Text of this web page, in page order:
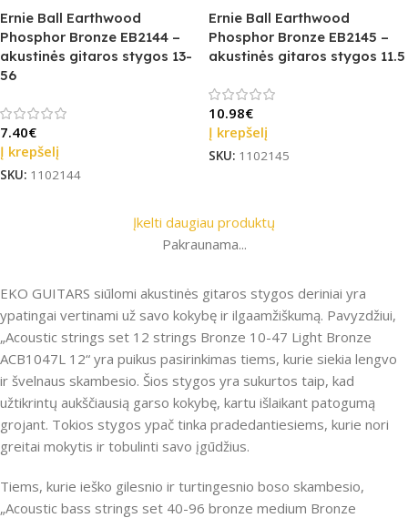
Ernie Ball Earthwood
Phosphor Bronze EB2144 –
akustinės gitaros stygos 13-
56
7.40€
Į krepšelį
SKU: 1102144
Ernie Ball Earthwood
Phosphor Bronze EB2145 –
akustinės gitaros stygos 11.5
10.98€
Į krepšelį
SKU: 1102145
Įkelti daugiau produktų
Pakraunama...
EKO GUITARS siūlomi akustinės gitaros stygos deriniai yra
ypatingai vertinami už savo kokybę ir ilgaamžiškumą. Pavyzdžiui,
„Acoustic strings set 12 strings Bronze 10-47 Light Bronze
ACB1047L 12“ yra puikus pasirinkimas tiems, kurie siekia lengvo
ir švelnaus skambesio. Šios stygos yra sukurtos taip, kad
užtikrintų aukščiausią garso kokybę, kartu išlaikant patogumą
grojant. Tokios stygos ypač tinka pradedantiesiems, kurie nori
greitai mokytis ir tobulinti savo įgūdžius.
Tiems, kurie ieško gilesnio ir turtingesnio boso skambesio,
„Acoustic bass strings set 40-96 bronze medium Bronze